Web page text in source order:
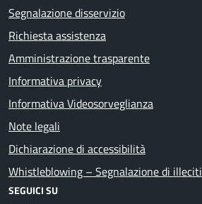
Segnalazione disservizio
Richiesta assistenza
Amministrazione trasparente
Informativa privacy
Informativa Videosorveglianza
Note legali
Dichiarazione di accessibilità
Whistleblowing – Segnalazione di illeciti
SEGUICI SU